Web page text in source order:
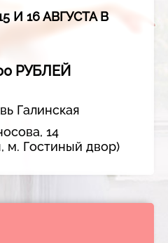
И 16 АВГУСТА В
РУБЛЕЙ
Галинская
14
м. Гостиный двор)